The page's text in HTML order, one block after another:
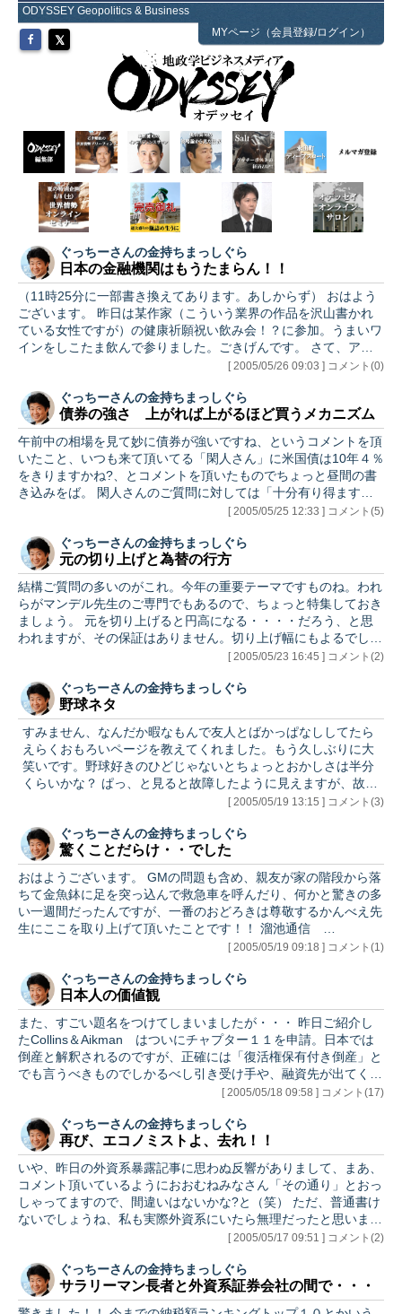
ODYSSEY Geopolitics & Business
MYページ（会員登録/ログイン）
ぐっちーさんの金持ちまっしぐら
日本の金融機関はもうたまらん！！
（11時25分に一部書き換えてあります。あしからず） おはよう
ございます。 昨日は某作家（こういう業界の作品を沢山書かれ
ている女性ですが）の健康祈願祝い飲み会！？に参加。うまいワ
インをしこたま飲んで参りました。ごきげんです。 さて、アメ
リカは落ち着いたものです。流石に上げに上げた米国債も一服。
ジションをてじまった向きも多いかと思いますので、本格的な
「踏み」は来週ですか。アメリカは日本みたいに休日がたくさん
無いのでこういう3連休なんていうともう木曜日あたりからみん
なそわそわし始めて仕事にならないんです。余談ですがこのメモ
リアルデーをもっ…
[ 2005/05/26 09:03 ] コメント(0)
ぐっちーさんの金持ちまっしぐら
債券の強さ 上がれば上がるほど買うメカニズム
午前中の相場を見て妙に債券が強いですね、というコメントを頂
いたこと、いつも来て頂いてる「閑人さん」に米国債は10年４％
をきりますかね?、とコメントを頂いたものでちょっと昼間の書
き込みをば。 閑人さんのご質問に対しては「十分有り得ます」
となります。昨日今日と書き込みましたようにこれは金利感では
いいけど変な訳）です。 将来のインフレ見通し、だとかは「一
時お休み」で、とにかく、解約に備えてキャッシュポジションを
高め、一時的にそれを米国債に置いておくファンド、或いは直接
的に社債を売って米国債に置き換えて様子をみるファンド…
[ 2005/05/25 12:33 ] コメント(5)
ぐっちーさんの金持ちまっしぐら
元の切り上げと為替の行方
結構ご質問の多いのがこれ。今年の重要テーマですものね。われ
らがマンデル先生のご専門でもあるので、ちょっと特集しておき
ましょう。 元を切り上げると円高になる・・・・だろう、と思
われますが、その保証はありません。切り上げ幅にもよるでしょ
うし、いろいろなファクターに左右されますが、変動相場制移行
るならその影響は限られてくるでしょう。元ドル相場が固定され
ているので、元円相場も固定されているようなものです。対ドル
で円高、という方が多いのはむしろドル安なのだから、円高でし
ょ、というわりと単純な考え方でしょうか、私もそちらだとは思
います。相対的なド…
[ 2005/05/23 16:45 ] コメント(2)
ぐっちーさんの金持ちまっしぐら
野球ネタ
すみません、なんだか暇なもんで友人とばかっぱなししてたら
えらくおもろいページを教えてくれました。もう久しぶりに大
笑いです。野球好きのひどじゃないとちょっとおかしさは半分
くらいかな？ ぱっ、と見ると故障したように見えますが、故障
ではないのでよ?く読んで下さいね。 もう最後の所は最高で
http://dnk.homeip.net/users/rizastar/rakuten/…
[ 2005/05/19 13:15 ] コメント(3)
ぐっちーさんの金持ちまっしぐら
驚くことだらけ・・でした
おはようございます。 GMの問題も含め、親友が家の階段から落
ちて金魚鉢に足を突っ込んで救急車を呼んだり、何かと驚きの多
い一週間だったんですが、一番のおどろきは尊敬するかんべえ先
生にここを取り上げて頂いたことです！！ 溜池通信
ん。いろいろ書いてしまうぞ！ と決意を新たにした次第です。
さて、昨日は一言で「ショートカバーデー」であります。 株
も、債券もGMも、潰れたコリンズ＆エイクマンも、なんでもか
んでもショートカバー 但しコモディティーを除く…
[ 2005/05/19 09:18 ] コメント(1)
ぐっちーさんの金持ちまっしぐら
日本人の価値観
また、すごい題名をつけてしまいましたが・・・ 昨日ご紹介し
たCollins＆Aikman はついにチャプター１１を申請。日本では
倒産と解釈されるのですが、正確には「復活権保有付き倒産」と
でも言うべきものでしかるべし引き受け手や、融資先が出てくれ
ば即「復活」という、これが「3日」だったら笑っちゃいますが
なんとも不思議なルールです。その証拠にチャプター11申請後、
運転資金をJPモルガンが融資するというニュースで、２５までた
たかれた2011年償還の債券はなんと42まで価格を回復、このあ
たりがわれらがミルケン先生やマンデル教授の腕の見せ所であ…
[ 2005/05/18 09:58 ] コメント(17)
ぐっちーさんの金持ちまっしぐら
再び、エコノミストよ、去れ！！
いや、昨日の外資系暴露記事に思わぬ反響がありまして、まあ、
コメント頂いているようにおおむねみなさん「その通り」とおっ
しゃってますので、間違いはないかな?と（笑） ただ、普通書け
ないでしょうね、私も実際外資系にいたら無理だったと思いま
す。が、外資系証券会社の「あやしさ」を示唆する事件がまたひ
賠償金額がなんと6000億ドル！！ 原告は有名な投資家のベレル
マン氏。要は彼が持っていたキャンプ用品で有名なコールマン株
をモルガンのアドバイスでサンビーム社の株に交換したところ、
[ 2005/05/17 09:51 ] コメント(2)
ぐっちーさんの金持ちまっしぐら
サラリーマン長者と外資系証券会社の間で・・・